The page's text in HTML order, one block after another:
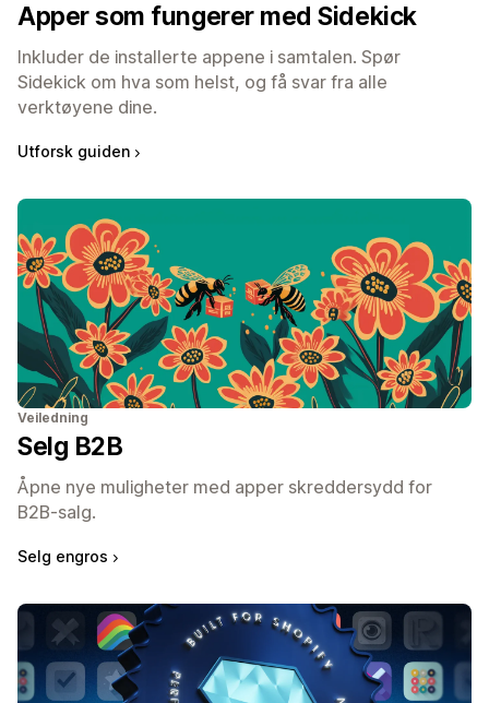
Apper som fungerer med Sidekick
Inkluder de installerte appene i samtalen. Spør
Sidekick om hva som helst, og få svar fra alle
verktøyene dine.
Utforsk guiden
Veiledning
Selg B2B
Åpne nye muligheter med apper skreddersydd for
B2B-salg.
Selg engros